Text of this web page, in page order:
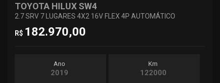
TOYOTA HILUX SW4
2.7 SRV 7 LUGARES 4X2 16V FLEX 4P AUTOMÁTICO
R$ 182.970,00
Ano
2019
Km
122000